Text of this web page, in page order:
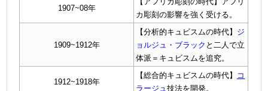
1907~08年
カ彫刻の影響を強く受ける。
1909~1912年
【分析的キュビスムの時代】 ジ
ョルジュ・ブラック と二人で立
体派＝キュビスムを追究。
1912~1918年
【総合的キュビスムの時代】
コ
ラージュ技法を開発。